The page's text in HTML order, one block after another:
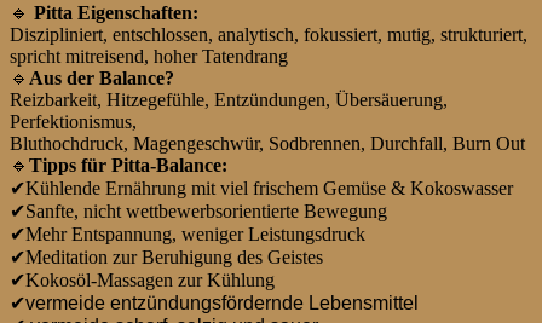
🔹 Pitta Eigenschaften:
Diszipliniert, entschlossen, analytisch, fokussiert, mutig, strukturiert,
spricht mitreisend, hoher Tatendrang
🔹 Aus der Balance?
Reizbarkeit, Hitzegefühle, Entzündungen, Übersäuerung,
Perfektionismus,
Bluthochdruck, Magengeschwür, Sodbrennen, Durchfall, Burn Out
🔹 Tipps für Pitta-Balance:
✔Kühlende Ernährung mit viel frischem Gemüse & Kokoswasser
✔Sanfte, nicht wettbewerbsorientierte Bewegung
✔Mehr Entspannung, weniger Leistungsdruck
✔Meditation zur Beruhigung des Geistes
✔Kokosöl-Massagen zur Kühlung
✔vermeide entzündungsfördernde Lebensmittel